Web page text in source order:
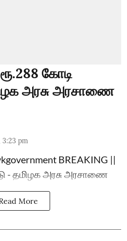
கோடி
அரசு அரசாணை
3:23 pm
BREAKING ||
- தமிழக அரசு அரசாணை
More